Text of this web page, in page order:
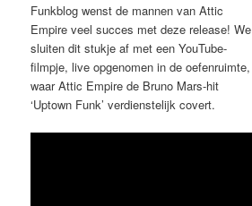
Funkblog wenst de mannen van Attic
Empire veel succes met deze release! We
sluiten dit stukje af met een YouTube-
filmpje, live opgenomen in de oefenruimte,
waar Attic Empire de Bruno Mars-hit
‘Uptown Funk’ verdienstelijk covert.